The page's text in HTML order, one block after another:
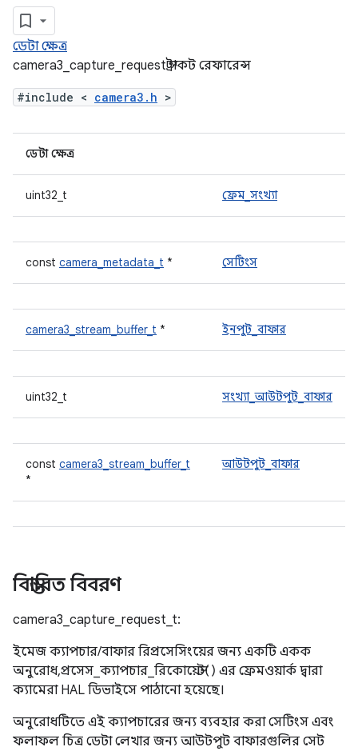
ডেটা ক্ষেত্র
camera3_capture_request স্ট্রাকট রেফারেন্স
#include < camera3.h >
ডেটা ক্ষেত্র
uint32_t ফ্রেম_সংখ্যা
const camera_metadata_t * সেটিংস
camera3_stream_buffer_t * ইনপুট_বাফার
uint32_t সংখ্যা_আউটপুট_বাফার
const camera3_stream_buffer_t
*
আউটপুট_বাফার
বিস্তারিত বিবরণ
camera3_capture_request_t:
ইমেজ ক্যাপচার/বাফার রিপ্রসেসিংয়ের জন্য একটি একক
অনুরোধ, প্রসেস_ক্যাপচার_রিকোয়েস্ট() এর ফ্রেমওয়ার্ক দ্বারা
ক্যামেরা HAL ডিভাইসে পাঠানো হয়েছে।
অনুরোধটিতে এই ক্যাপচারের জন্য ব্যবহার করা সেটিংস এবং
ফলাফল চিত্র ডেটা লেখার জন্য আউটপুট বাফারগুলির সেট